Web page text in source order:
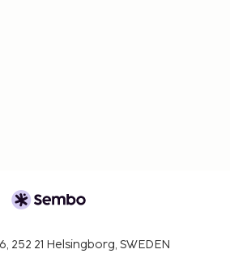
252 21 Helsingborg, SWEDEN